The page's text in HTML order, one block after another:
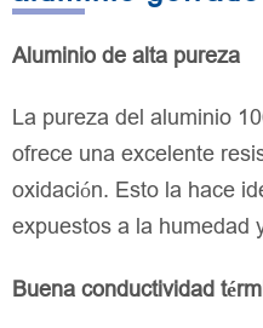
Aluminio de alta pureza
La pureza del aluminio
ofrece una excelente
oxidación. Esto la hace
expuestos a la humedad
Buena conductividad